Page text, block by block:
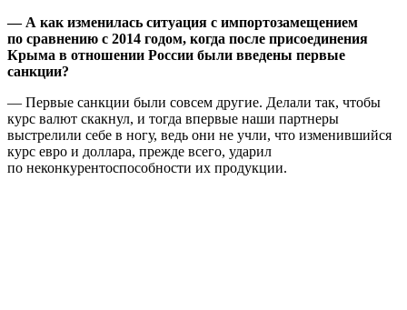
— А как изменилась ситуация с импортозамещением
по сравнению с 2014 годом, когда после присоединения
Крыма в отношении России были введены первые
санкции?
— Первые санкции были совсем другие. Делали так, чтобы
курс валют скакнул, и тогда впервые наши партнеры
выстрелили себе в ногу, ведь они не учли, что изменившийся
курс евро и доллара, прежде всего, ударил
по неконкурентоспособности их продукции.